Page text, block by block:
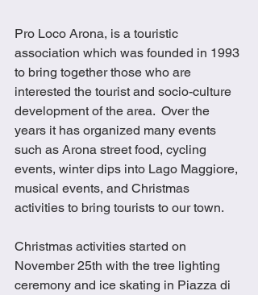
Pro Loco Arona, is a touristic
association which was founded in 1993
to bring together those who are
interested the tourist and socio-culture
development of the area.  Over the
years it has organized many events
such as Arona street food, cycling
events, winter dips into Lago Maggiore,
musical events, and Christmas
activities to bring tourists to our town.
Christmas activities started on
November 25th with the tree lighting
ceremony and ice skating in Piazza di